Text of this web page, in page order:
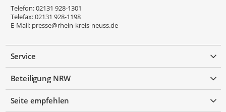
Telefon:02131 928-1301
Telefax:02131 928-1198
E-Mail: presse@rhein-kreis-neuss.de
Service
Beteiligung NRW
Seite empfehlen